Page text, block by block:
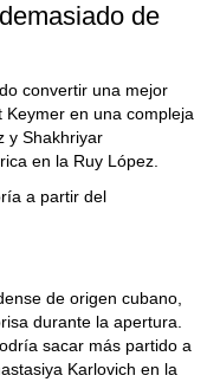
de
convertir una mejor
en una compleja
y Shakhriyar
en la Ruy López.
a partir del
de origen cubano,
durante la apertura.
sacar más partido a
Karlovich en la